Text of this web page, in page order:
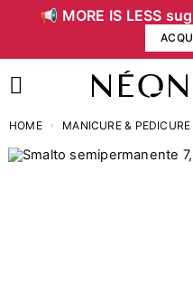
📢 MORE IS LESS
HOME MANICURE & PEDICURE